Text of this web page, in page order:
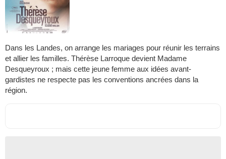
Dans les Landes, on arrange les mariages pour réunir les terrains
et allier les familles. Thérèse Larroque devient Madame
Desqueyroux ; mais cette jeune femme aux idées avant-
gardistes ne respecte pas les conventions ancrées dans la
région.